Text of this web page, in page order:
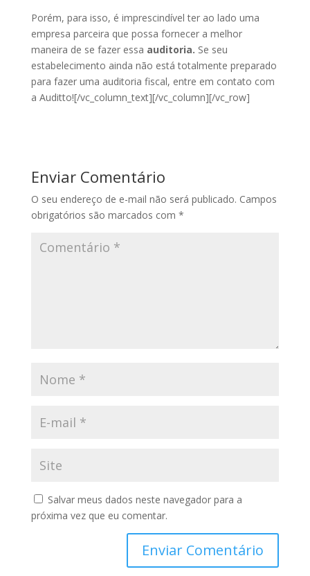
Porém, para isso, é imprescindível ter ao lado uma
empresa parceira que possa fornecer a melhor
maneira de se fazer essa auditoria. Se seu
estabelecimento ainda não está totalmente preparado
para fazer uma auditoria fiscal, entre em contato com
a Auditto![/vc_column_text][/vc_column][/vc_row]
Enviar Comentário
O seu endereço de e-mail não será publicado. Campos
obrigatórios são marcados com *
Salvar meus dados neste navegador para a
próxima vez que eu comentar.